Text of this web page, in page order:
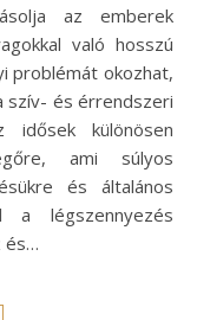
az emberek
való hosszú
problémát okozhat,
szív- és érrendszeri
különösen
ami súlyos
és általános
a légszennyezés
és…